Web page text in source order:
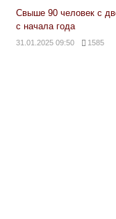
Свыше 90 человек с
с начала года
31.01.2025 09:50 1585